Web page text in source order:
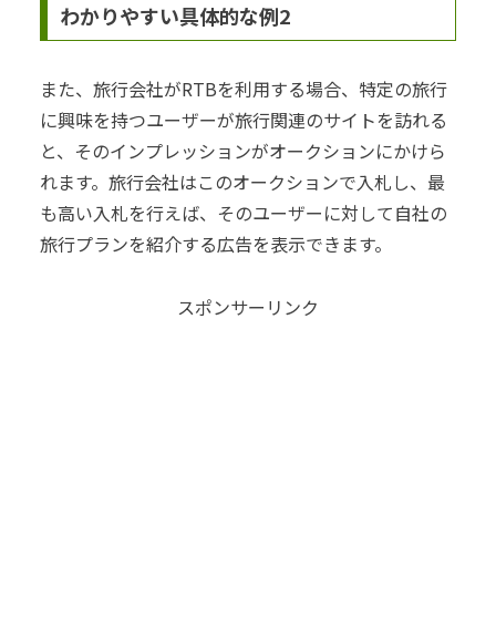
わかりやすい具体的な例2
また、旅行会社がRTBを利用する場合、特定の旅行
に興味を持つユーザーが旅行関連のサイトを訪れる
と、そのインプレッションがオークションにかけら
れます。旅行会社はこのオークションで入札し、最
も高い入札を行えば、そのユーザーに対して自社の
旅行プランを紹介する広告を表示できます。
スポンサーリンク